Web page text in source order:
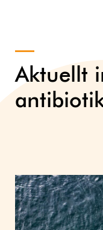
Aktuellt